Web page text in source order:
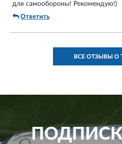
для самообороны! Рекомендую!)
Ответить
ВСЕ ОТЗЫВЫ О